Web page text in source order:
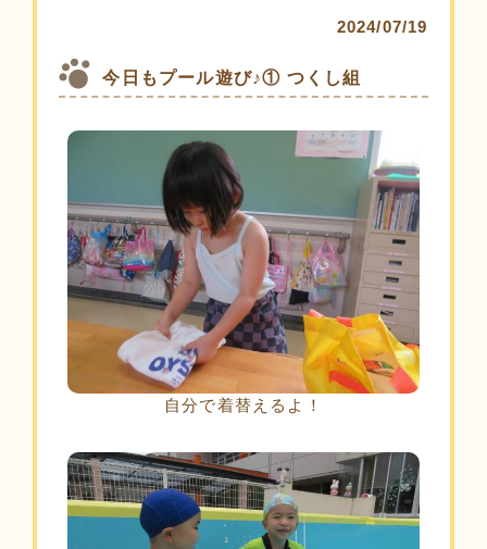
2024/07/19
今日もプール遊び♪① つくし組
自分で着替えるよ！